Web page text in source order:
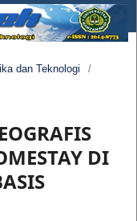
dan Teknologi
/
DI